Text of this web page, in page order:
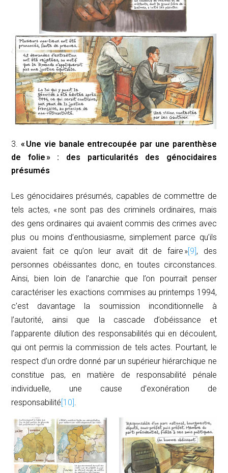
« Une vie banale entrecoupée par une parenthèse
de folie » : des particularités des génocidaires
présumés
Les génocidaires présumés, capables de commettre de
tels actes, « ne sont pas des criminels ordinaires, mais
des gens ordinaires qui avaient commis des crimes avec
plus ou moins d’enthousiasme, simplement parce qu’ils
avaient fait ce qu’on leur avait dit de faire »[9], des
personnes obéissantes donc, en toutes circonstances.
Ainsi, bien loin de l’anarchie que l’on pourrait penser
caractériser les exactions commises au printemps 1994,
c’est davantage la soumission inconditionnelle à
l’autorité, ainsi que la cascade d’obéissance et
l’apparente dilution des responsabilités qui en découlent,
qui ont permis la commission de tels actes. Pourtant, le
respect d’un ordre donné par un supérieur hiérarchique ne
constitue pas, en matière de responsabilité pénale
individuelle, une cause d’exonération de
responsabilité[10].